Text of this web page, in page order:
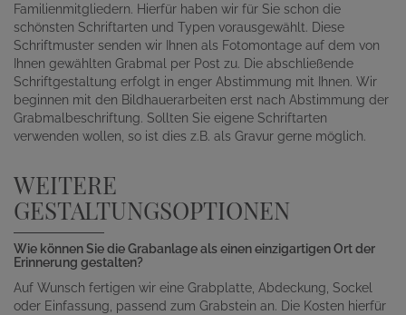
Familienmitgliedern. Hierfür haben wir für Sie schon die
schönsten Schriftarten und Typen vorausgewählt. Diese
Schriftmuster senden wir Ihnen als Fotomontage auf dem von
Ihnen gewählten Grabmal per Post zu. Die abschließende
Schriftgestaltung erfolgt in enger Abstimmung mit Ihnen. Wir
beginnen mit den Bildhauerarbeiten erst nach Abstimmung der
Grabmalbeschriftung. Sollten Sie eigene Schriftarten
verwenden wollen, so ist dies z.B. als Gravur gerne möglich.
WEITERE
GESTALTUNGSOPTIONEN
Wie können Sie die Grabanlage als einen einzigartigen Ort der
Erinnerung gestalten?
Auf Wunsch fertigen wir eine Grabplatte, Abdeckung, Sockel
oder Einfassung, passend zum Grabstein an. Die Kosten hierfür